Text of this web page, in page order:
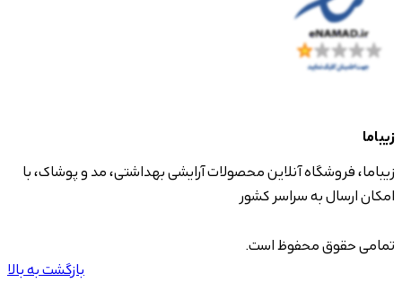
زیباما
زیباما، فروشگاه آنلاین محصولات آرایشی بهداشتی، مد و پوشاک، با
امکان ارسال به سراسر کشور
تمامی حقوق محفوظ است.
بازگشت به بالا